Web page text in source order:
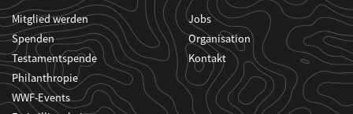
Mitglied werden
Spenden
Testamentspende
Philanthropie
WWF-Events
Jobs
Organisation
Kontakt